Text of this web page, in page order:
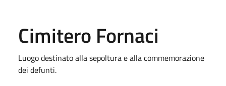
Cimitero Fornaci
Luogo destinato alla sepoltura e alla commemorazione
dei defunti.